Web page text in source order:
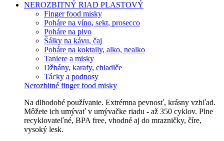
NEROZBITNÝ RIAD PLASTOVÝ
Finger food misky
Poháre na víno, sekt, prosecco
Poháre na pivo
Šálky na kávu, čaj
Poháre na koktaily, alko, nealko
Taniere a misky
Džbány, karafy, chladiče
Tácky a podnosy
Nerozbitné finger food misky
Na dlhodobé používanie. Extrémna pevnosť, krásny vzhľad.
Môžete ich umývať v umývačke riadu - až 350 cyklov. Plne
recyklovateľné, BPA free, vhodné aj do mrazničky, číre,
vysoký lesk.